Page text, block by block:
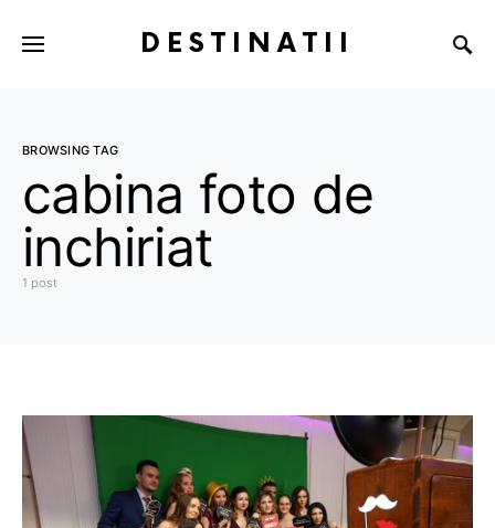
DESTINATII
BROWSING TAG
cabina foto de
inchiriat
1 post